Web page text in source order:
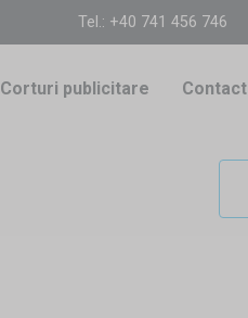
Tel.: +40 741 456 746
Corturi publicitare Contact